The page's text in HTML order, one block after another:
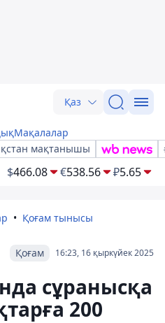
Қаз
Мақалалар
мақтанышы
$466.08 €538.56 ₽5.65
Қоғам тынысы
16:23, 16 қыркүйек 2025
Қоғам
сұранысқа
200